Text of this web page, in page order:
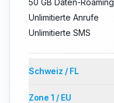
50 GB Daten-Roaming
Unlimitierte Anrufe
Unlimitierte SMS
Schweiz / FL
Zone 1 / EU